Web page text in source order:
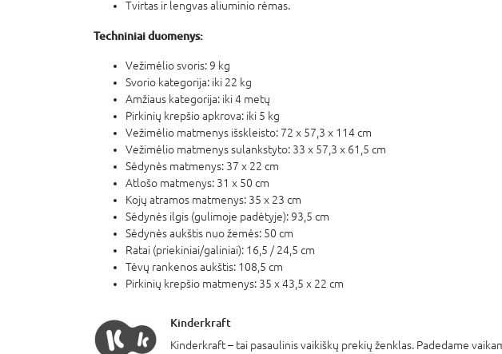
Tvirtas ir lengvas aliuminio rėmas.
Techniniai duomenys:
Vežimėlio svoris: 9 kg
Svorio kategorija: iki 22 kg
Amžiaus kategorija: iki 4 metų
Pirkinių krepšio apkrova: iki 5 kg
Vežimėlio matmenys išskleisto: 72 x 57,3 x 114 cm
Vežimėlio matmenys sulankstyto: 33 x 57,3 x 61,5 cm
Sėdynės matmenys: 37 x 22 cm
Atlošo matmenys: 31 x 50 cm
Kojų atramos matmenys: 35 x 23 cm
Sėdynės ilgis (gulimoje padėtyje): 93,5 cm
Sėdynės aukštis nuo žemės: 50 cm
Ratai (priekiniai/galiniai): 16,5 / 24,5 cm
Tėvų rankenos aukštis: 108,5 cm
Pirkinių krepšio matmenys: 35 x 43,5 x 22 cm
Kinderkraft
Kinderkraft – tai pasaulinis vaikiškų prekių ženklas. Padedame